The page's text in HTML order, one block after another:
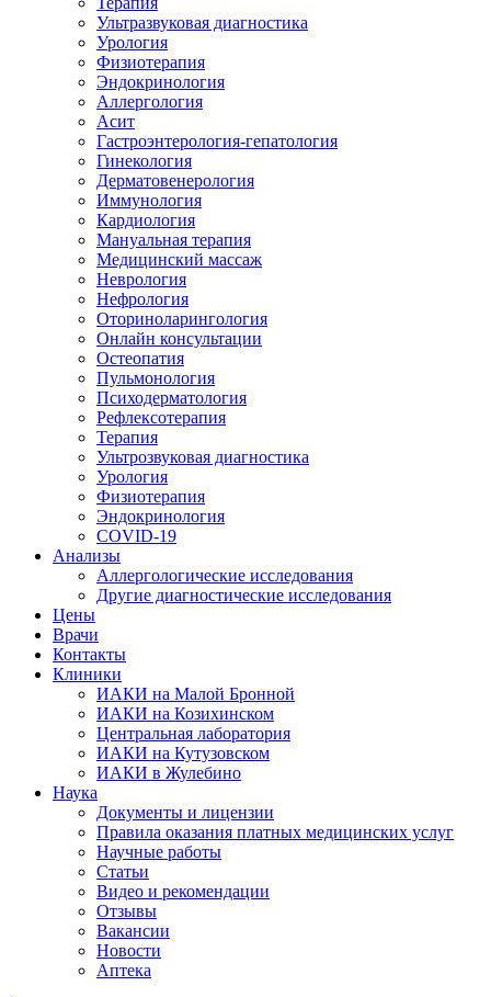
Ультразвуковая диагностика
Урология
Физиотерапия
Эндокринология
Аллергология
Асит
Гастроэнтерология-гепатология
Гинекология
Дерматовенерология
Иммунология
Кардиология
Мануальная терапия
Медицинский массаж
Неврология
Нефрология
Оториноларингология
Онлайн консультации
Остеопатия
Пульмонология
Психодерматология
Рефлексотерапия
Терапия
Ультрозвуковая диагностика
Урология
Физиотерапия
Эндокринология
COVID-19
Анализы
Аллергологические исследования
Другие диагностические исследования
Цены
Врачи
Контакты
Клиники
ИАКИ на Малой Бронной
ИАКИ на Козихинском
Центральная лаборатория
ИАКИ на Кутузовском
ИАКИ в Жулебино
Наука
Документы и лицензии
Правила оказания платных медицинских услуг
Научные работы
Статьи
Видео и рекомендации
Отзывы
Вакансии
Новости
Аптека